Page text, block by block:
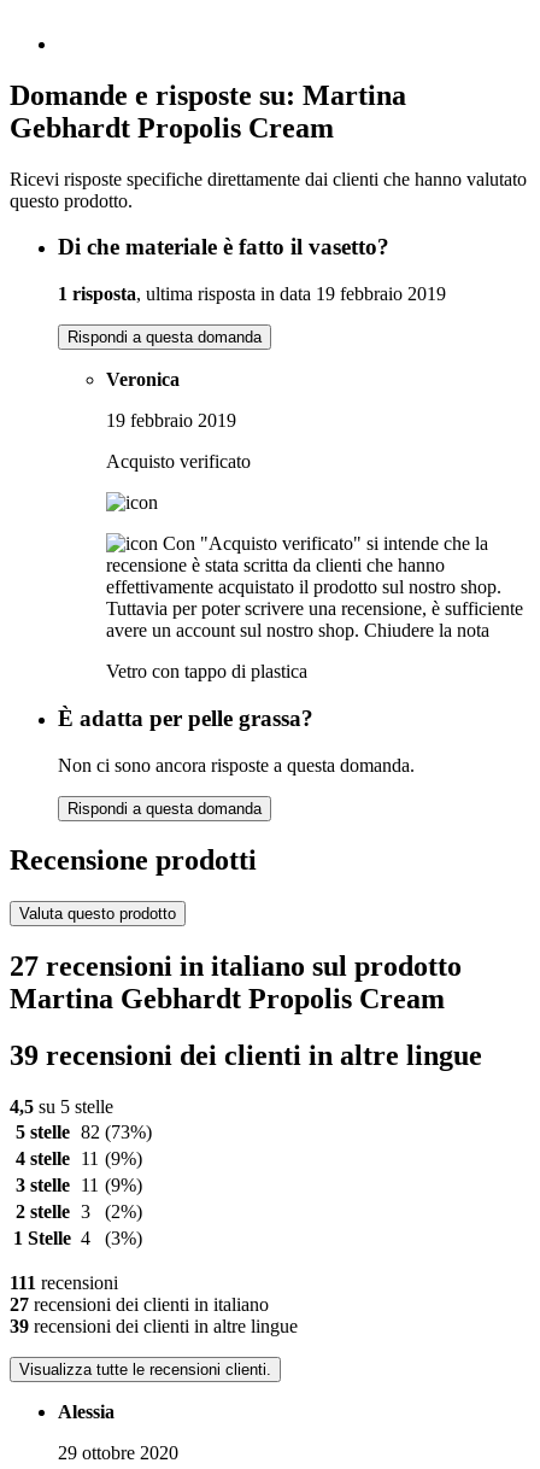
Domande e risposte su: Martina
Gebhardt Propolis Cream
Ricevi risposte specifiche direttamente dai clienti che hanno valutato
questo prodotto.
Di che materiale è fatto il vasetto?
1 risposta, ultima risposta in data 19 febbraio 2019
Rispondi a questa domanda
Veronica
19 febbraio 2019
Acquisto verificato
Con "Acquisto verificato" si intende che la
recensione è stata scritta da clienti che hanno
effettivamente acquistato il prodotto sul nostro shop.
Tuttavia per poter scrivere una recensione, è sufficiente
avere un account sul nostro shop. Chiudere la nota
Vetro con tappo di plastica
È adatta per pelle grassa?
Non ci sono ancora risposte a questa domanda.
Rispondi a questa domanda
Recensione prodotti
Valuta questo prodotto
27 recensioni in italiano sul prodotto
Martina Gebhardt Propolis Cream
39 recensioni dei clienti in altre lingue
4,5 su 5 stelle
5 stelle 82 (73%)
4 stelle
11 (9%)
3 stelle
11 (9%)
2 stelle 3
(2%)
1 Stelle 4 (3%)
111 recensioni
27 recensioni dei clienti in italiano
39 recensioni dei clienti in altre lingue
Visualizza tutte le recensioni clienti.
Alessia
29 ottobre 2020